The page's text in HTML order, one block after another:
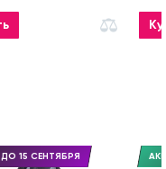
15 СЕНТЯБРЯ